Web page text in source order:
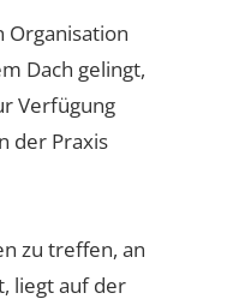
Organisation
Dach gelingt,
Verfügung
der Praxis
zu treffen, an
liegt auf der